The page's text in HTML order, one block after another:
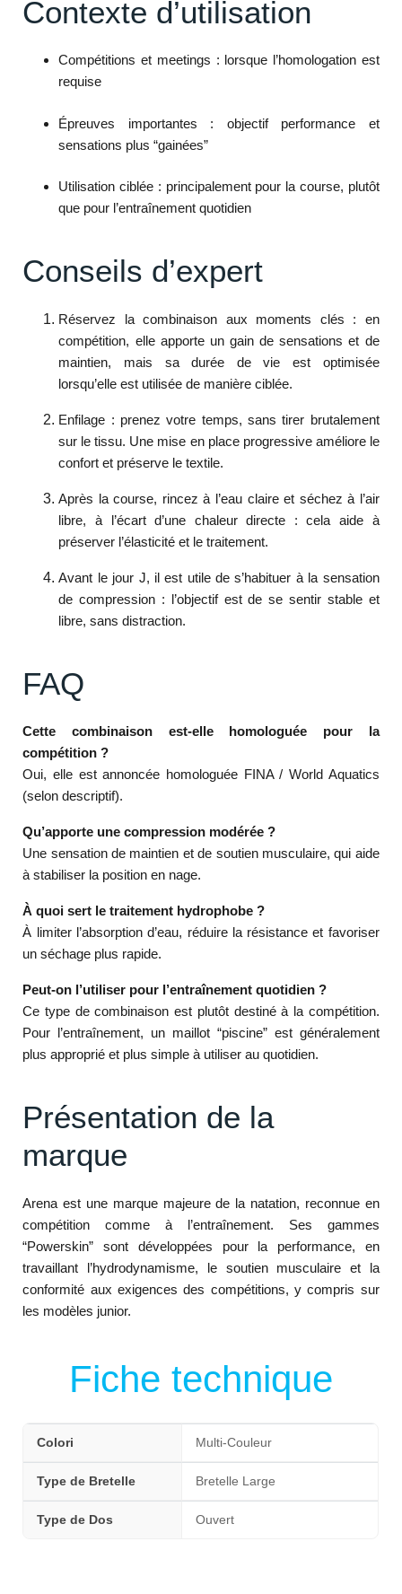
Contexte d’utilisation
Compétitions et meetings : lorsque l’homologation est
requise
Épreuves importantes : objectif performance et
sensations plus “gainées”
Utilisation ciblée : principalement pour la course, plutôt
que pour l’entraînement quotidien
Conseils d’expert
Réservez la combinaison aux moments clés : en
compétition, elle apporte un gain de sensations et de
maintien, mais sa durée de vie est optimisée
lorsqu’elle est utilisée de manière ciblée.
Enfilage : prenez votre temps, sans tirer brutalement
sur le tissu. Une mise en place progressive améliore le
confort et préserve le textile.
Après la course, rincez à l’eau claire et séchez à l’air
libre, à l’écart d’une chaleur directe : cela aide à
préserver l’élasticité et le traitement.
Avant le jour J, il est utile de s’habituer à la sensation
de compression : l’objectif est de se sentir stable et
libre, sans distraction.
FAQ
Cette combinaison est-elle homologuée pour la
compétition ?
Oui, elle est annoncée homologuée FINA / World Aquatics
(selon descriptif).
Qu’apporte une compression modérée ?
Une sensation de maintien et de soutien musculaire, qui aide
à stabiliser la position en nage.
À quoi sert le traitement hydrophobe ?
À limiter l’absorption d’eau, réduire la résistance et favoriser
un séchage plus rapide.
Peut-on l’utiliser pour l’entraînement quotidien ?
Ce type de combinaison est plutôt destiné à la compétition.
Pour l’entraînement, un maillot “piscine” est généralement
plus approprié et plus simple à utiliser au quotidien.
Présentation de la
marque
Arena est une marque majeure de la natation, reconnue en
compétition comme à l’entraînement. Ses gammes
“Powerskin” sont développées pour la performance, en
travaillant l’hydrodynamisme, le soutien musculaire et la
conformité aux exigences des compétitions, y compris sur
les modèles junior.
Fiche technique
Colori Multi-Couleur
Type de Bretelle Bretelle Large
Type de Dos Ouvert